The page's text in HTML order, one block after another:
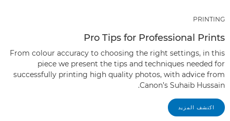
PRINTING
Pro Tips for Professional Prints
From colour accuracy to choosing the right settings, in this
piece we present the tips and techniques needed for
successfully printing high quality photos, with advice from
Canon’s Suhaib Hussain.
اكتشف المزيد